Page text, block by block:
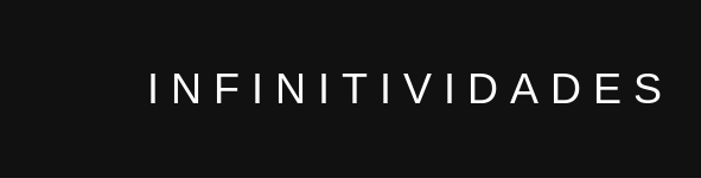
INFINITIVIDADES